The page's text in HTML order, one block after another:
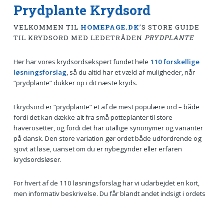
Prydplante Krydsord
VELKOMMEN TIL HOMEPAGE.DK’S STORE GUIDE
TIL KRYDSORD MED LEDETRÅDEN PRYDPLANTE
Her har vores krydsordsekspert fundet hele 110 forskellige
løsningsforslag, så du altid har et væld af muligheder, når
“prydplante” dukker op i dit næste kryds.
I krydsord er “prydplante” et af de mest populære ord – både
fordi det kan dække alt fra små potteplanter til store
haverosetter, og fordi det har utallige synonymer og varianter
på dansk. Den store variation gør ordet både udfordrende og
sjovt at løse, uanset om du er nybegynder eller erfaren
krydsordsløser.
For hvert af de 110 løsningsforslag har vi udarbejdet en kort,
men informativ beskrivelse. Du får blandt andet indsigt i ordets